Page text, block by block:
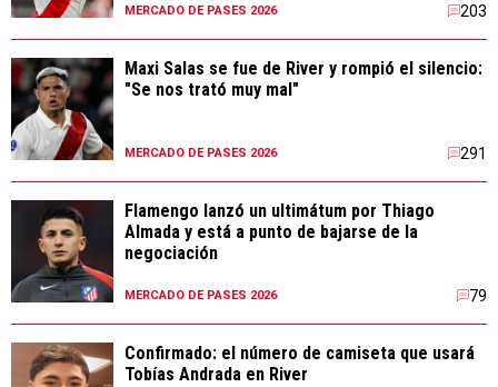
MERCADO DE PASES 2026 203
Maxi Salas se fue de River y rompió el silencio:
"Se nos trató muy mal"
MERCADO DE PASES 2026 291
Flamengo lanzó un ultimátum por Thiago
Almada y está a punto de bajarse de la
negociación
MERCADO DE PASES 2026 79
Confirmado: el número de camiseta que usará
Tobías Andrada en River